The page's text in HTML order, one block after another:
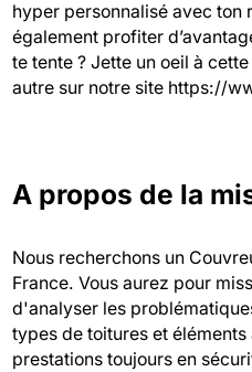
hyper personnalisé avec ton
également profiter
te tente ? Jette un oeil à
autre sur notre site https://
A propos de la
Nous recherchons un
France. Vous aurez pour
d'analyser les
types de toitures et
prestations toujours en